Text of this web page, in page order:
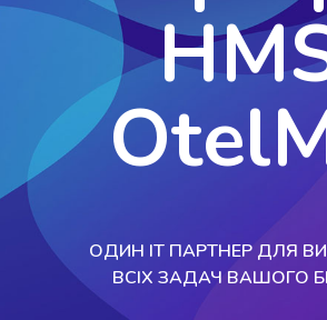
ОДИН IT ПАРТНЕР ДЛЯ
ВСІХ ЗАДАЧ ВАШОГО